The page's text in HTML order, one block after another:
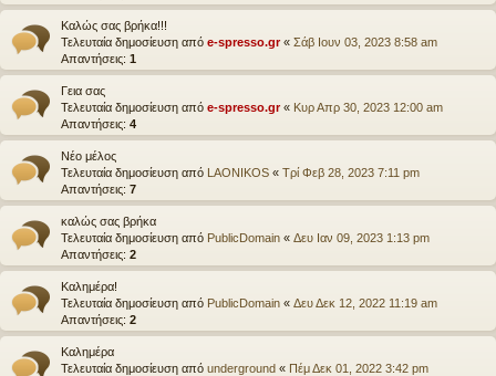
Καλώς σας βρήκα!!!
Τελευταία δημοσίευση από e-spresso.gr« Σάβ Ιουν 03, 2023 8:58 am
Απαντήσεις: 1
Γεια σας
Τελευταία δημοσίευση από e-spresso.gr« Κυρ Απρ 30, 2023 12:00 am
Απαντήσεις: 4
Νέο μέλος
Τελευταία δημοσίευση από LAONIKOS « Τρί Φεβ 28, 2023 7:11 pm
Απαντήσεις: 7
καλώς σας βρήκα
Τελευταία δημοσίευση από PublicDomain « Δευ Ιαν 09, 2023 1:13 pm
Απαντήσεις: 2
Καλημέρα!
Τελευταία δημοσίευση από PublicDomain « Δευ Δεκ 12, 2022 11:19 am
Απαντήσεις: 2
Καλημέρα
Τελευταία δημοσίευση από underground « Πέμ Δεκ 01, 2022 3:42 pm